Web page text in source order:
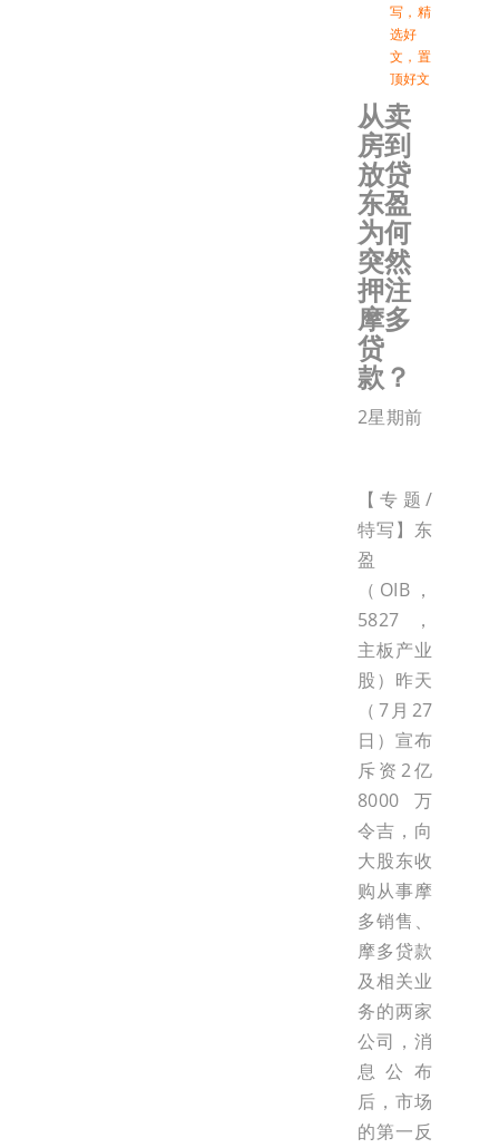
写 ， 精
选好
文 ， 置
顶好文
从卖
房到
放贷
东盈
为何
突然
押注
摩多
贷
款？
2星期前
【专题/
特写】东
盈
（OIB，
5827，
主板产业
股）昨天
（7月27
日）宣布
斥资2亿
8000万
令吉，向
大股东收
购从事摩
多销售、
摩多贷款
及相关业
务的两家
公司，消
息公布
后，市场
的第一反